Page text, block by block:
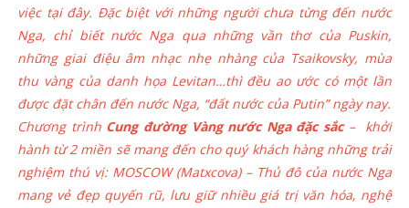
việc tại đây. Đặc biệt với những người chưa từng đến nước
Nga, chỉ biết nước Nga qua những vần thơ của Puskin,
những giai điệu âm nhạc nhẹ nhàng của Tsaikovsky, mùa
thu vàng của danh họa Levitan…thì đều ao ước có một lần
được đặt chân đến nước Nga, “đất nước của Putin” ngày nay.
Chương trình Cung đường Vàng nước Nga đặc sắc – khởi
hành từ 2 miền sẽ mang đến cho quý khách hàng những trải
nghiệm thú vị: MOSCOW (Matxcova) – Thủ đô của nước Nga
mang vẻ đẹp quyến rũ, lưu giữ nhiều giá trị văn hóa, nghệ